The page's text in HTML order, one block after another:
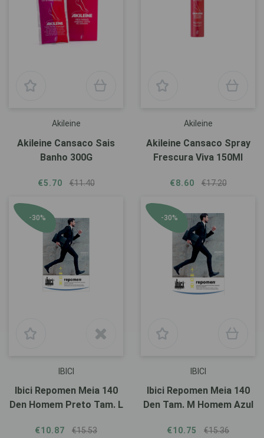
Akileine
Akileine Cansaco Sais
Banho 300G
€5.70 €11.40
Akileine
Akileine Cansaco Spray
Frescura Viva 150Ml
€8.60 €17.20
-30%
IBICI
Ibici Repomen Meia 140
Den Homem Preto Tam. L
€10.87 €15.53
-30%
IBICI
Ibici Repomen Meia 140
Den Tam. M Homem Azul
€10.75 €15.36